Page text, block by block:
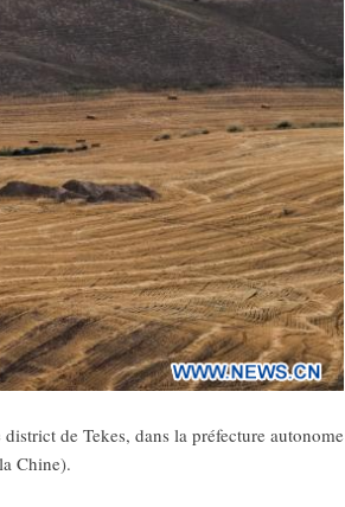
de Tekes, dans la préfecture autonome
Chine).